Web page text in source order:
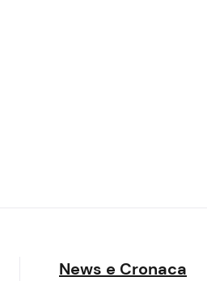
News e Cronaca